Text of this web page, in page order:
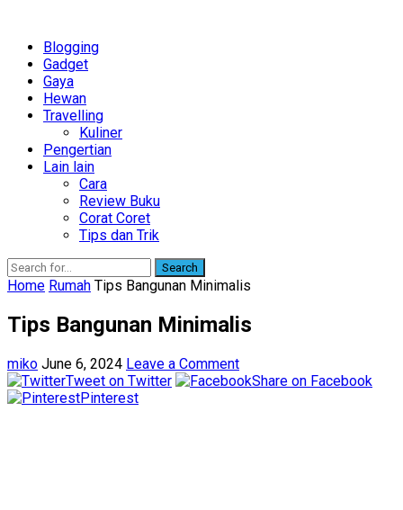
Blogging
Gadget
Gaya
Hewan
Travelling
Kuliner
Pengertian
Lain lain
Cara
Review Buku
Corat Coret
Tips dan Trik
Search
Home Rumah Tips Bangunan Minimalis
Tips Bangunan Minimalis
miko June 6, 2024 Leave a Comment
Tweet on Twitter
Share on Facebook
Pinterest